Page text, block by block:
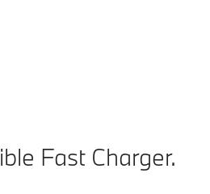
Fast Charger.